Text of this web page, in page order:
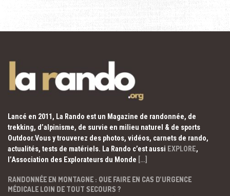
Lancé en 2011, La Rando est un Magazine de randonnée, de
trekking, d’alpinisme, de survie en milieu naturel & de sports
Outdoor.Vous y trouverez des photos, vidéos, carnets de rando,
actualités, tests de matériels. La Rando c’est aussi EXPLORE,
l’Association des Explorateurs du Monde […]
RANDONNÉE EN MONTAGNE : QUE FAIRE EN CAS D’URGENCE
MÉDICALE LOIN DE TOUT SECOURS ?